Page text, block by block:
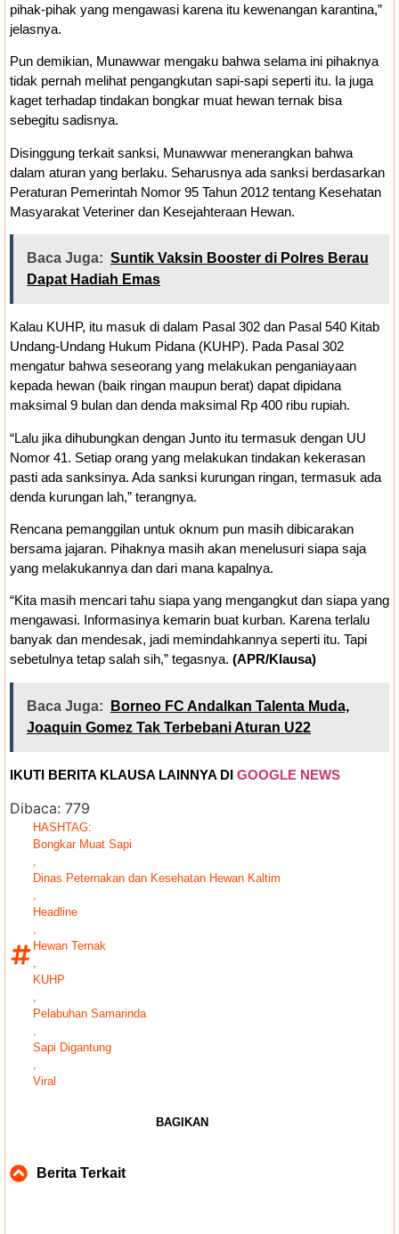
pihak-pihak yang mengawasi karena itu kewenangan karantina,”
jelasnya.
Pun demikian, Munawwar mengaku bahwa selama ini pihaknya
tidak pernah melihat pengangkutan sapi-sapi seperti itu. Ia juga
kaget terhadap tindakan bongkar muat hewan ternak bisa
sebegitu sadisnya.
Disinggung terkait sanksi, Munawwar menerangkan bahwa
dalam aturan yang berlaku. Seharusnya ada sanksi berdasarkan
Peraturan Pemerintah Nomor 95 Tahun 2012 tentang Kesehatan
Masyarakat Veteriner dan Kesejahteraan Hewan.
Baca Juga: Suntik Vaksin Booster di Polres Berau
Dapat Hadiah Emas
Kalau KUHP, itu masuk di dalam Pasal 302 dan Pasal 540 Kitab
Undang-Undang Hukum Pidana (KUHP). Pada Pasal 302
mengatur bahwa seseorang yang melakukan penganiayaan
kepada hewan (baik ringan maupun berat) dapat dipidana
maksimal 9 bulan dan denda maksimal Rp 400 ribu rupiah.
“Lalu jika dihubungkan dengan Junto itu termasuk dengan UU
Nomor 41. Setiap orang yang melakukan tindakan kekerasan
pasti ada sanksinya. Ada sanksi kurungan ringan, termasuk ada
denda kurungan lah,” terangnya.
Rencana pemanggilan untuk oknum pun masih dibicarakan
bersama jajaran. Pihaknya masih akan menelusuri siapa saja
yang melakukannya dan dari mana kapalnya.
“Kita masih mencari tahu siapa yang mengangkut dan siapa yang
mengawasi. Informasinya kemarin buat kurban. Karena terlalu
banyak dan mendesak, jadi memindahkannya seperti itu. Tapi
sebetulnya tetap salah sih,” tegasnya. (APR/Klausa)
Baca Juga:
Borneo FC Andalkan Talenta Muda,
Joaquin Gomez Tak Terbebani Aturan U22
IKUTI BERITA KLAUSA LAINNYA DI GOOGLE NEWS
Dibaca: 779
HASHTAG:
Bongkar Muat Sapi
,
Dinas Peternakan dan Kesehatan Hewan Kaltim
,
Headline
,
Hewan Ternak
,
KUHP
,
Pelabuhan Samarinda
,
Sapi Digantung
,
Viral
BAGIKAN
Berita Terkait